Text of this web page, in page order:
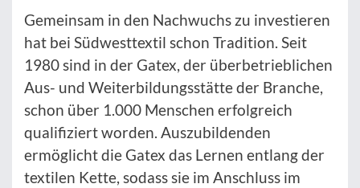
Gemeinsam in den Nachwuchs zu investieren
hat bei Südwesttextil schon Tradition. Seit
1980 sind in der Gatex, der überbetrieblichen
Aus- und Weiterbildungsstätte der Branche,
schon über 1.000 Menschen erfolgreich
qualifiziert worden. Auszubildenden
ermöglicht die Gatex das Lernen entlang der
textilen Kette, sodass sie im Anschluss im